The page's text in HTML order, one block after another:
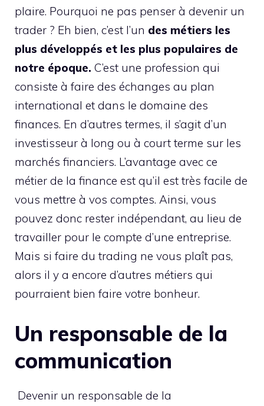
plaire. Pourquoi ne pas penser à devenir un
trader ? Eh bien, c’est l’un des métiers les
plus développés et les plus populaires de
notre époque. C’est une profession qui
consiste à faire des échanges au plan
international et dans le domaine des
finances. En d’autres termes, il s’agit d’un
investisseur à long ou à court terme sur les
marchés financiers. L’avantage avec ce
métier de la finance est qu’il est très facile de
vous mettre à vos comptes. Ainsi, vous
pouvez donc rester indépendant, au lieu de
travailler pour le compte d’une entreprise.
Mais si faire du trading ne vous plaît pas,
alors il y a encore d’autres métiers qui
pourraient bien faire votre bonheur.
Un responsable de la
communication
Devenir un responsable de la